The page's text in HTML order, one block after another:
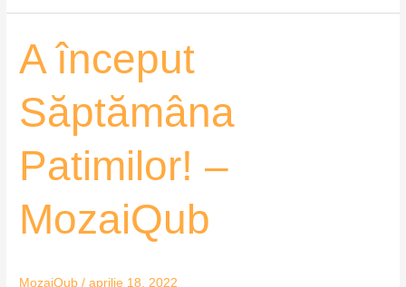
A început
Săptămâna
Patimilor! –
MozaiQub
MozaiQub /aprilie 18, 2022
început
Patimilor!
MozaiQub